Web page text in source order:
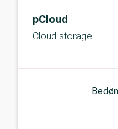
pCloud
Cloud storage